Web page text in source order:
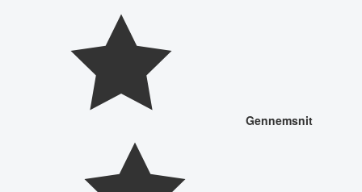
Gennemsnit